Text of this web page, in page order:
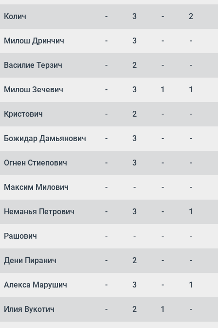
Колич - 3 - 2
Милош Дринчич - 3 - -
Василие Терзич - 2 - -
Милош Зечевич - 3 1 1
Кристович - 2 - -
Божидар Дамьянович - 3 - -
Огнен Стиепович - 3 - -
Максим Милович - - - -
Неманья Петрович - 3 - 1
Рашович - - - -
Дени Пиранич - 2 - -
Алекса Марушич - 3 - 1
Илия Вукотич - 2 1 -